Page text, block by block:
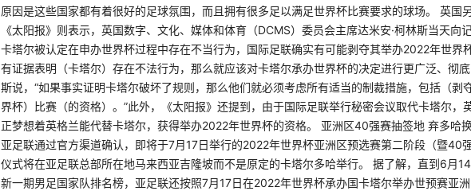
原因是这些国家都有着很好的足球氛围，而且拥有很多足以满足世界杯比赛要求的球场。 英国
《太阳报》则表示，英国数字、文化、媒体和体育（DCMS）委员会主席达米安·柯林斯当天向
卡塔尔被认定在申办世界杯过程中存在不当行为，国际足联确实有可能剥夺其举办2022年世界
有证据表明（卡塔尔）存在不法行为，那么就应该对卡塔尔承办世界杯的决定进行更广泛、彻
斯说，“如果事实证明卡塔尔破坏了规则，那么他们就必须考虑所有适当的制裁措施，包括（剥
界杯）比赛（的资格）。”此外，《太阳报》还提到，由于国际足联举行秘密会议取代卡塔尔，
正梦想着英格兰能代替卡塔尔，获得举办2022年世界杯的资格。 亚洲区40强赛抽签地 弃多哈换
亚足联通过官方渠道确认，即将于7月17日举行的2022年世界杯亚洲区预选赛第二阶段（暨40
仪式将在亚足联总部所在地马来西亚吉隆坡而不是原定的卡塔尔多哈举行。 据了解，直到6月
新一期男足国家队排名榜，亚足联还按照7月17日在2022年世界杯承办国卡塔尔举办世预赛亚